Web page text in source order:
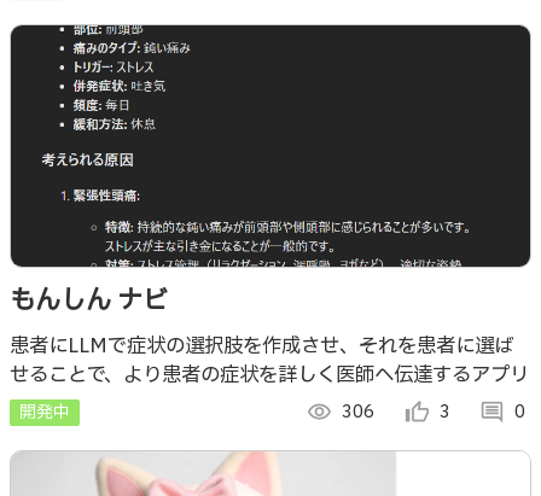
もんしん ナビ
患者にLLMで症状の選択肢を作成させ、それを患者に選ば
せることで、より患者の症状を詳しく医師へ伝達するアプリ
開発中 visibility 306 thumb_up_alt 3 comment 0